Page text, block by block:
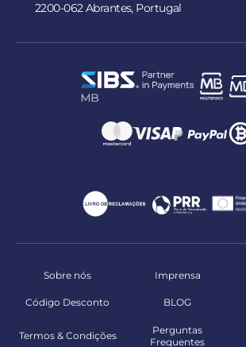
2200-062 Abrantes, Portugal
Sobre nós Imprensa
Código Desconto BLOG
Termos & Condições
Perguntas
Frequentes